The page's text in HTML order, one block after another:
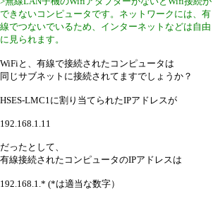
できないコンピュータです。ネットワークには、有
線でつないでいるため、インターネットなどは自由
に見られます。
WiFiと、有線で接続されたコンピュータは
同じサブネットに接続されてますでしょうか？
HSES-LMC1に割り当てられたIPアドレスが
192.168.1.11
だったとして、
有線接続されたコンピュータのIPアドレスは
192.168.1.* (*は適当な数字）